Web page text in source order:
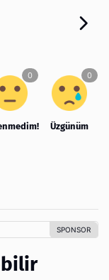
Üzgünüm